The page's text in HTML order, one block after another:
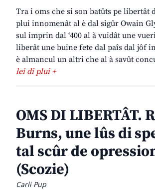
Tra i oms che si son batûts pe libertât
plui innomenât al è dal sigûr Owain
sul imprin dal ‘400 al à vuidât une
liberât une buine fete dal paîs dal jôf
è almancul un altri che al à savût
lei di plui +
OMS DI LIBERTÂT.
Burns, une lûs di
tal scûr de
(Scozie)
Carli Pup